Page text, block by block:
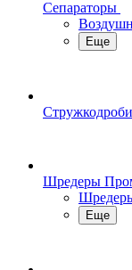
Сепараторы
Еще
Шредеры
Еще